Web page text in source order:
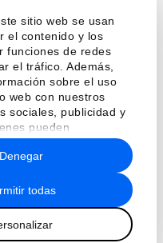
sitio web se usan
el contenido y los
funciones de redes
el tráfico. Además,
sobre el uso
web con nuestros
sociales, publicidad y
pueden
información que les
o que hayan
del uso que haya
todas
Denegar